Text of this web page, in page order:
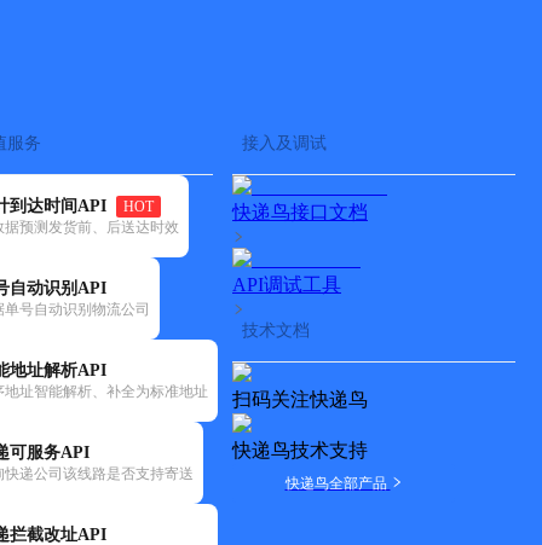
服务
到达时间API
HOT
据预测发货前、后送达时效
自动识别API
单号自动识别物流公司
地址解析API
地址智能解析、补全为标准地址
可服务API
快递公司该线路是否支持寄送
拦截改址API
接入及调试
快递鸟接口文档
API调试工具
技术文档
扫码关注快递鸟
快递鸟技术支持
快递鸟全部产品